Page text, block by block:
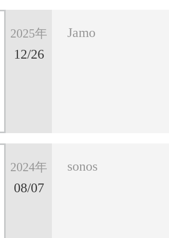
2025年
12/26
Jamo
2024年
08/07
sonos